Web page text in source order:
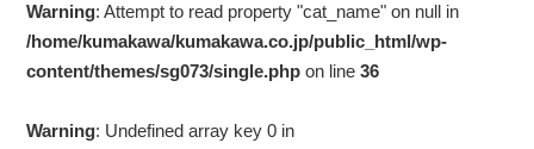
Warning: Attempt to read property "cat_name" on null in
/home/kumakawa/kumakawa.co.jp/public_html/wp-
content/themes/sg073/single.php on line36
Warning: Undefined array key 0 in